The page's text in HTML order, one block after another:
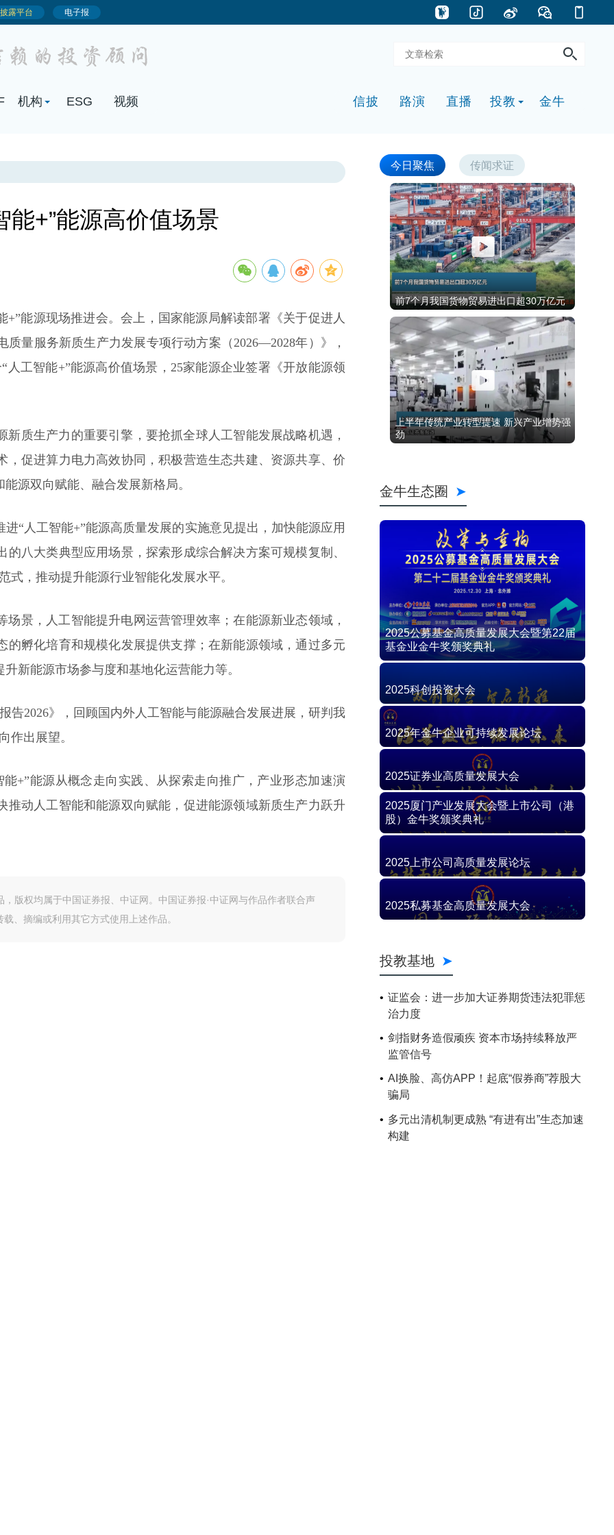
能+”能源高价值场景
能源现场推进会。会上，国家能源局解读部署《关于促进人
量服务新质生产力发展专项行动方案（2026—2028年）》，
人工智能+”能源高价值场景，25家能源企业签署《开放能源领
质生产力的重要引擎，要抢抓全球人工智能发展战略机遇，
促进算力电力高效协同，积极营造生态共建、资源共享、价
源双向赋能、融合发展新格局。
“人工智能+”能源高质量发展的实施意见提出，加快能源应用
八大类典型应用场景，探索形成综合解决方案可规模复制、
式，推动提升能源行业智能化发展水平。
景，人工智能提升电网运营管理效率；在能源新业态领域，
孵化培育和规模化发展提供支撑；在新能源领域，通过多元
新能源市场参与度和基地化运营能力等。
告2026》，回顾国内外人工智能与能源融合发展进展，研判我
作出展望。
+”能源从概念走向实践、从探索走向推广，产业形态加速演
动人工智能和能源双向赋能，促进能源领域新质生产力跃升
版权均属于中国证券报、中证网。中国证券报·中证网与作品作者联合声
、摘编或利用其它方式使用上述作品。